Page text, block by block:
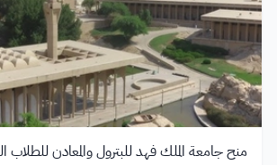
منح جامعة الملك فهد للبترول والمعادن للطلاب